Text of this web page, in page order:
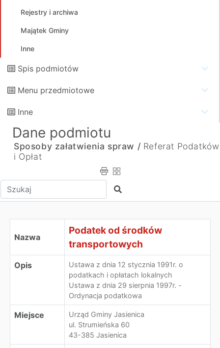
Rejestry i archiwa
Majątek Gminy
Inne
Spis podmiotów
Menu przedmiotowe
Inne
Dane podmiotu
Sposoby załatwienia spraw / Referat Podatków
i Opłat
Wpisz tekst do wyszukania Szukaj
Nazwa
Podatek od środków
transportowych
Opis
Ustawa z dnia 12 stycznia 1991r. o
podatkach i opłatach lokalnych
Ustawa z dnia 29 sierpnia 1997r. -
Ordynacja podatkowa
Miejsce
Urząd Gminy Jasienica
ul. Strumieńska 60
43-385 Jasienica